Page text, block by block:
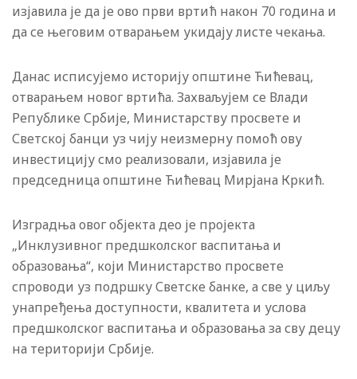
изјавила је да је ово први вртић након 70 година и
да се његовим отварањем укидају листе чекања.
Данас исписујемо историју oпштине Ћићевац,
отварањем новог вртића. Захваљујем се Влади
Републике Србије, Министарству просвете и
Светској банци уз чију неизмерну помоћ ову
инвестицију смо реализовали, изјавила је
председница општине Ћићевац Мирјана Кркић.
Изградња овог објекта део је пројекта
„Инклузивног предшколског васпитања и
образовања“, који Министарство просвете
спроводи уз подршку Светске банке, а све у циљу
унапређења доступности, квалитета и услова
предшколског васпитања и образовања за сву децу
на територији Србије.